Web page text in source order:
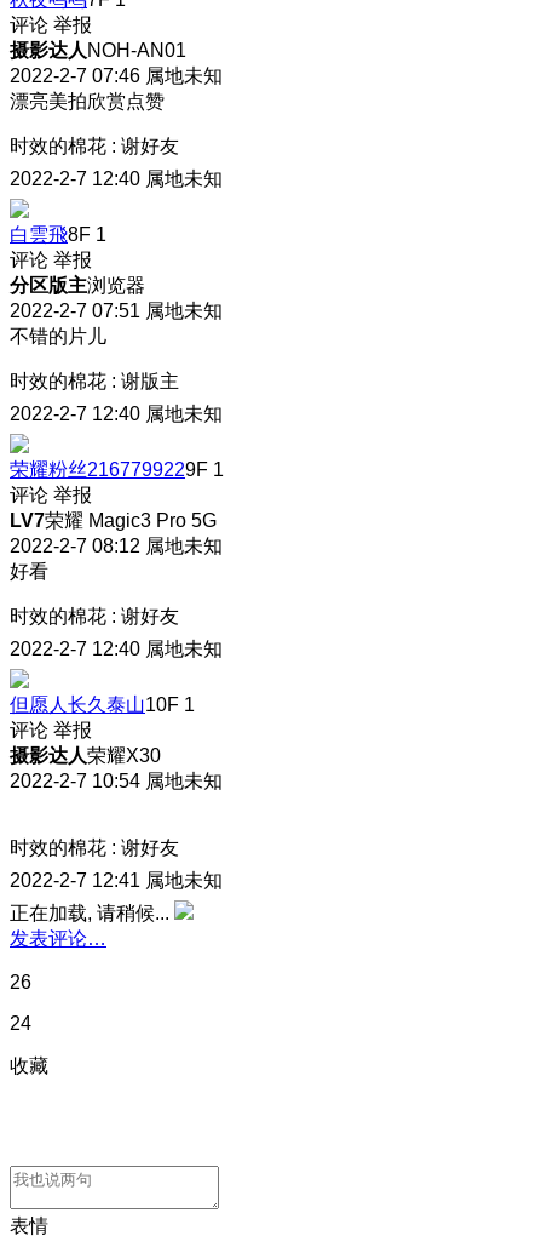
评论 举报
摄影达人 NOH-AN01
2022-2-7 07:46 属地未知
漂亮美拍欣赏点赞
时效的棉花 : 谢好友
2022-2-7 12:40 属地未知
白雲飛8F 1
评论 举报
分区版主浏览器
2022-2-7 07:51 属地未知
不错的片儿
时效的棉花 : 谢版主
2022-2-7 12:40 属地未知
荣耀粉丝2167799229F 1
评论 举报
LV7荣耀 Magic3 Pro 5G
2022-2-7 08:12 属地未知
好看
时效的棉花 : 谢好友
2022-2-7 12:40 属地未知
但愿人长久泰山10F 1
评论 举报
摄影达人荣耀X30
2022-2-7 10:54 属地未知
时效的棉花 : 谢好友
2022-2-7 12:41 属地未知
正在加载, 请稍候...
发表评论…
26
24
收藏
表情